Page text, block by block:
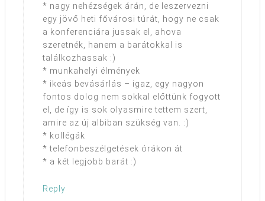
* nagy nehézségek árán, de leszervezni
egy jövő heti fővárosi túrát, hogy ne csak
a konferenciára jussak el, ahova
szeretnék, hanem a barátokkal is
találkozhassak :)
* munkahelyi élmények
* ikeás bevásárlás – igaz, egy nagyon
fontos dolog nem sokkal előttünk fogyott
el, de így is sok olyasmire tettem szert,
amire az új albiban szükség van. :)
* kollégák
* telefonbeszélgetések órákon át
* a két legjobb barát :)
Reply